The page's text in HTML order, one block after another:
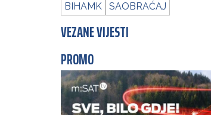
BIHAMK SAOBRAĆAJ
VEZANE VIJESTI
PROMO